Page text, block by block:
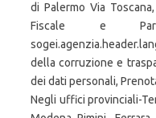
di Palermo Via
Fiscale e
della corruzione e
dei dati personali,
Negli uffici provinciali-